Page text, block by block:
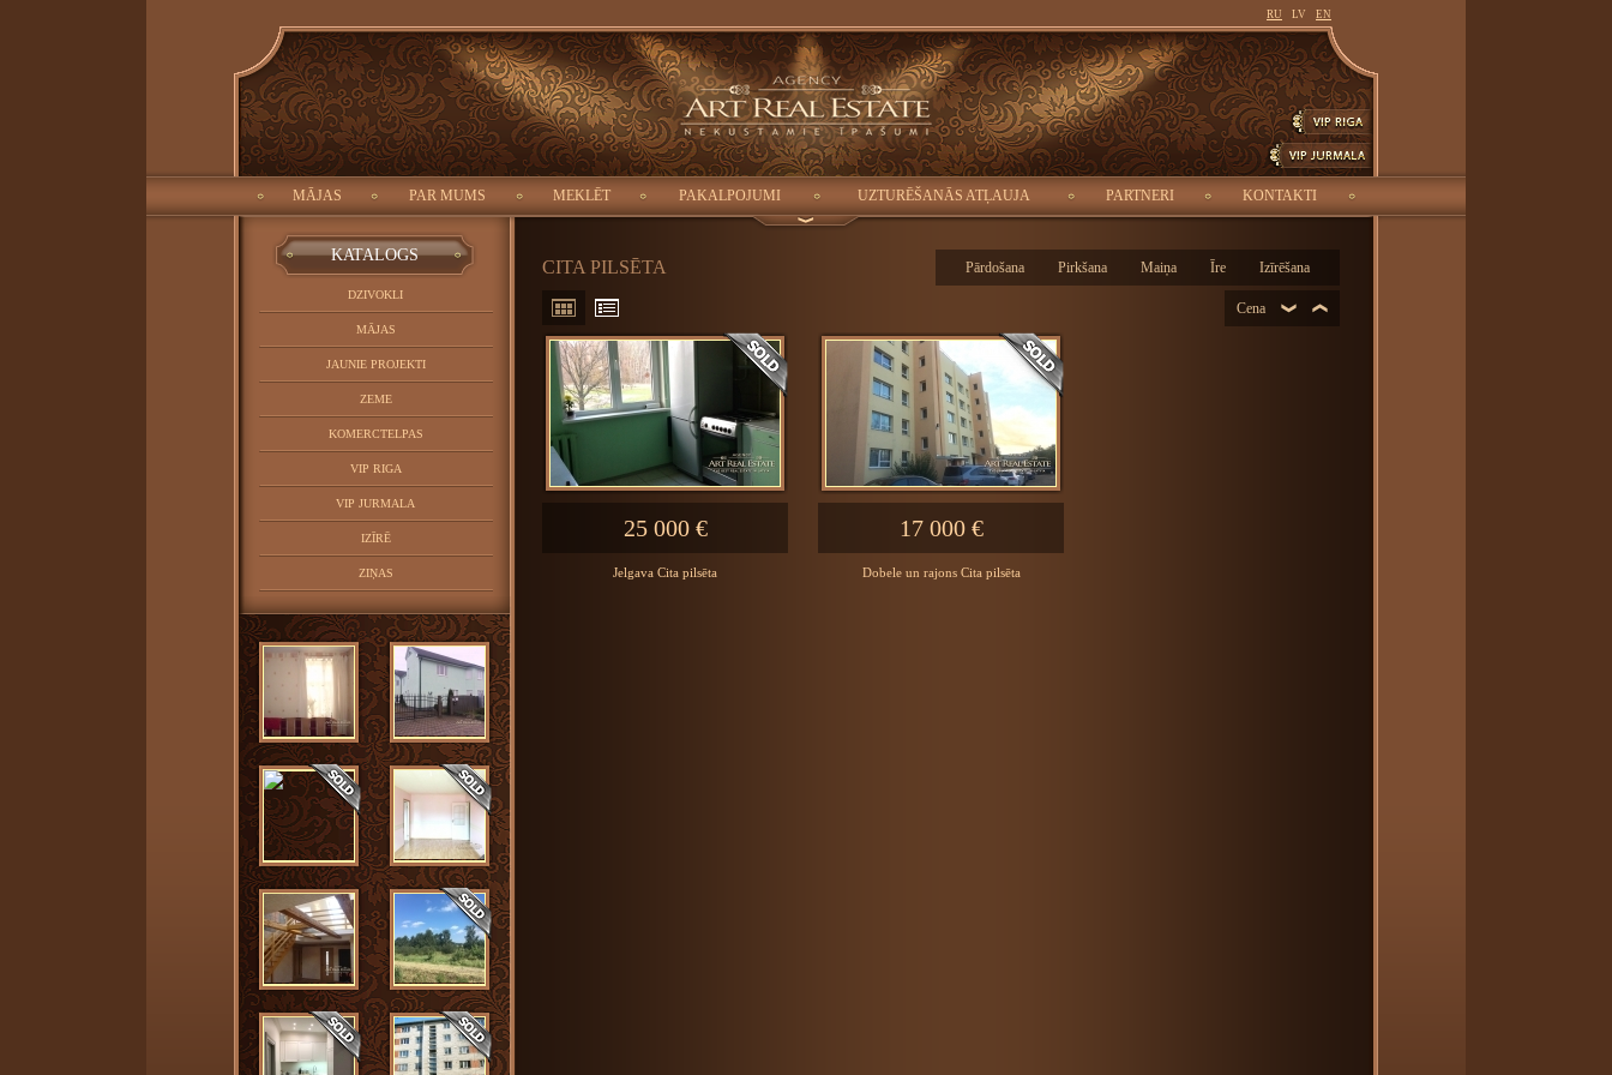
RU LV EN
CATALOG
MĀJAS PAR MUMS MEKLĒT PAKALPOJUMI UZTURĒŠANĀS ATĻAUJA PARTNERI KONTAKTI
ID: Meklēt: Objekta tips: Pilsēta: Istabas: Platība: (m2):
-
Cena:
-
MEKLĒT
KATALOGS
DZIVOKLI
MĀJAS
JAUNIE PROJEKTI
ZEME
KOMERCTELPAS
VIP RIGA
VIP JURMALA
IZĪRĒ
ZIŅAS
CITA PILSĒTA Pārdošana Pirkšana Maiņa Īre Izīrēšana
Cena
25 000 €
Jelgava Cita pilsēta
17 000 €
Dobele un rajons Cita pilsēta